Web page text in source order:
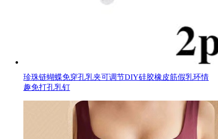
珍珠链蝴蝶免穿孔乳夹可调节DIY硅胶橡皮筋假乳环情
趣免打孔乳钉